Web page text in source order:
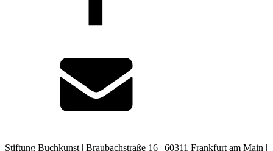
Stiftung Buchkunst | Braubachstraße 16 | 60311 Frankfurt am Main |